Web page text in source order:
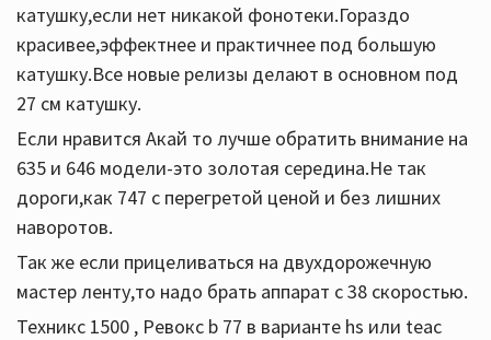
катушку,если нет никакой фонотеки.Гораздо
красивее,эффектнее и практичнее под большую
катушку.Все новые релизы делают в основном под
27 см катушку.
Если нравится Акай то лучше обратить внимание на
635 и 646 модели-это золотая середина.Не так
дороги,как 747 с перегретой ценой и без лишних
наворотов.
Так же если прицеливаться на двухдорожечную
мастер ленту,то надо брать аппарат с 38 скоростью.
Техникс 1500 , Ревокс b 77 в варианте hs или teac